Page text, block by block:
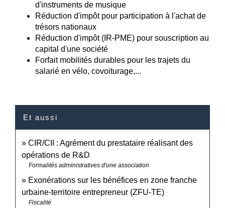
d'instruments de musique
Réduction d'impôt pour participation à l'achat de
trésors nationaux
Réduction d'impôt (IR-PME) pour souscription au
capital d'une société
Forfait mobilités durables pour les trajets du
salarié en vélo, covoiturage,...
Et aussi
CIR/CII : Agrément du prestataire réalisant des
opérations de R&D
Formalités administratives d'une association
Exonérations sur les bénéfices en zone franche
urbaine-territoire entrepreneur (ZFU-TE)
Fiscalité